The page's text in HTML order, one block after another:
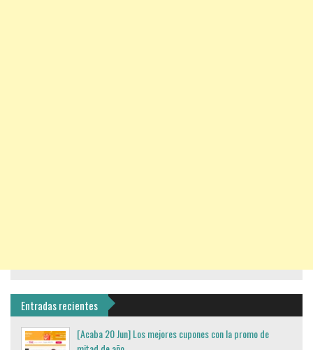
Entradas recientes
[Acaba 20 Jun] Los mejores cupones con la promo de